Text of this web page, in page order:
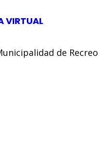
VIRTUAL
de Recreo